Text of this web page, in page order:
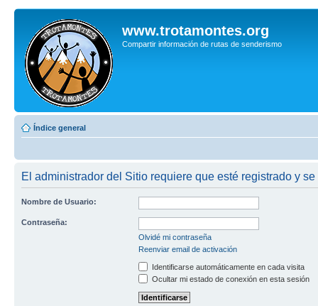
www.trotamontes.org
Compartir información de rutas de senderismo
Índice general
El administrador del Sitio requiere que esté registrado y
Nombre de Usuario:
Contraseña:
Olvidé mi contraseña
Reenviar email de activación
Identificarse automáticamente en cada visita
Ocultar mi estado de conexión en esta sesión